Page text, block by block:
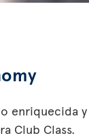
enriquecida y
Club Class.